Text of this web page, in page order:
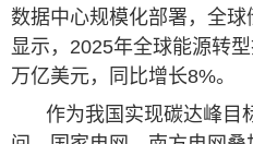
数据中心规模化部署，全
显示，2025年全球能源转
万亿美元，同比增长8%。
作为我国实现碳达峰目